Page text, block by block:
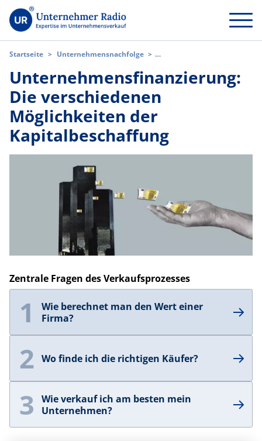
Startseite > Unternehmensnachfolge >
Kapitalbeschaffung
Unternehmensfinanzierung:
Die verschiedenen
Möglichkeiten der
Kapitalbeschaffung
Zentrale Fragen des Verkaufsprozesses
1
Wie berechnet man den Wert einer
Firma?
2 Wo finde ich die richtigen Käufer?
3
Wie verkauf ich am besten mein
Unternehmen?